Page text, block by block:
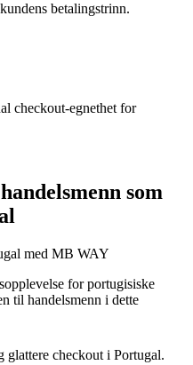
betalingstrinn.
checkout-egnethet for
som
med MB WAY
for portugisiske
til handelsmenn i dette
checkout i Portugal.